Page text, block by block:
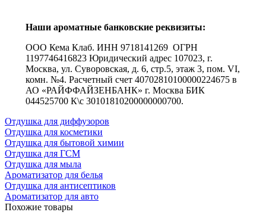
Наши ароматные банковские реквизиты:
ООО Кема Клаб. ИНН 9718141269 ОГРН
1197746416823 Юридический адрес 107023, г.
Москва, ул. Суворовская, д. 6, стр.5, этаж 3, пом. VI,
комн. №4. Расчетный счет 40702810100000224675 в
АО «РАЙФФАЙЗЕНБАНК» г. Москва БИК
044525700 К\с 30101810200000000700.
Отдушка для диффузоров
Отдушка для косметики
Отдушка для бытовой химии
Отдушка для ГСМ
Отдушка для мыла
Ароматизатор для белья
Отдушка для антисептиков
Ароматизатор для авто
Похожие товары